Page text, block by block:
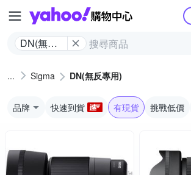
Yahoo購物
DN(無反
Sigma DN(無反專用)
品牌 快速到貨 有現貨 挑戰低價